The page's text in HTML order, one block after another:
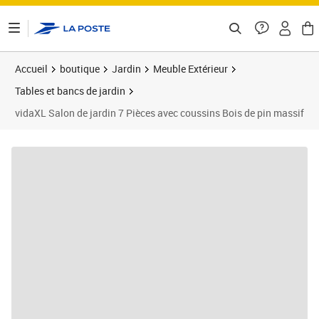
Accueil boutique Jardin
Meuble Extérieur
Tables et bancs de jardin
vidaXL Salon de jardin 7 Pièces avec coussins Bois de pin massif